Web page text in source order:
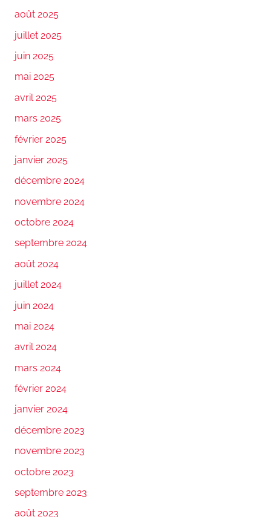
août 2025
juillet 2025
juin 2025
mai 2025
avril 2025
mars 2025
février 2025
janvier 2025
décembre 2024
novembre 2024
octobre 2024
septembre 2024
août 2024
juillet 2024
juin 2024
mai 2024
avril 2024
mars 2024
février 2024
janvier 2024
décembre 2023
novembre 2023
octobre 2023
septembre 2023
août 2023